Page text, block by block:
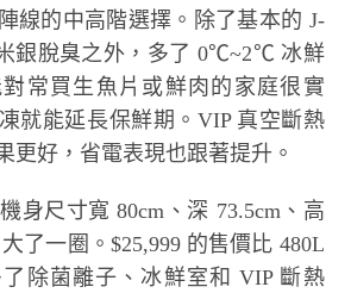
線的中高階選擇。除了基本的 J-
銀脫臭之外，多了 0℃~2℃ 冰鮮
常買生魚片或鮮肉的家庭很實
就能延長保鮮期。VIP 真空斷熱
更好，省電表現也跟著提升。
身尺寸寬 80cm、深 73.5cm、高
了一圈。$25,999 的售價比 480L
了除菌離子、冰鮮室和 VIP 斷熱